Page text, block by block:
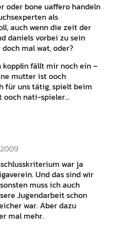
oder bone uaffero handeln
als
auch wenn die zeit der
daniels vorbei zu sein
mal wat, oder?
kopplin fällt mir noch ein –
mutter ist ooch
für uns tätig, spielt beim
ooch nati-spieler…
war ja
Und das sind wir
muss ich auch
Jugendarbeit schon
war. Aber dazu
mal mehr.